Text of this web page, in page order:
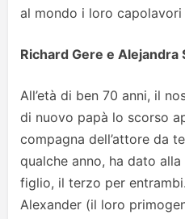
al mondo i loro
Richard Gere e Alejandra
All’età di ben 70 anni, il
di nuovo papà lo scorso
compagna dell’attore da
qualche anno, ha dato
figlio, il terzo per
Alexander (il loro